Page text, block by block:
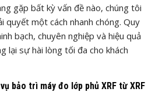
gặp bất kỳ vấn đề nào, chúng tôi
quyết một cách nhanh chóng. Quy
bạch, chuyên nghiệp và hiệu quả
lại sự hài lòng tối đa cho khách
bảo trì máy đo lớp phủ XRF từ XRF